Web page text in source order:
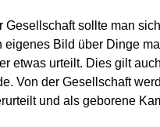
Gesellschaft sollte man
eigenes Bild über Dinge
etwas urteilt. Dies gilt
Von der Gesellschaft
und als geborene